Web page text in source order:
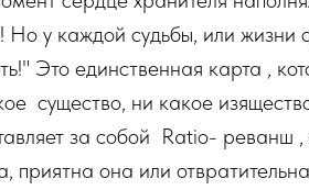
Но у каждой судьбы, или жизни
Это единственная карта ,
существо, ни какое
за собой Ratio- реванш
приятна она или